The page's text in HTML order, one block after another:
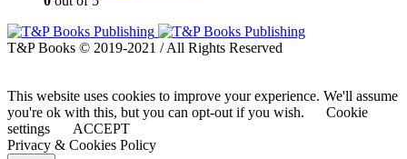
T&P Books © 2019-2021 / All Rights Reserved
This website uses cookies to improve your experience. We'll assume
you're ok with this, but you can opt-out if you wish.
Cookie
settings
ACCEPT
Privacy & Cookies Policy